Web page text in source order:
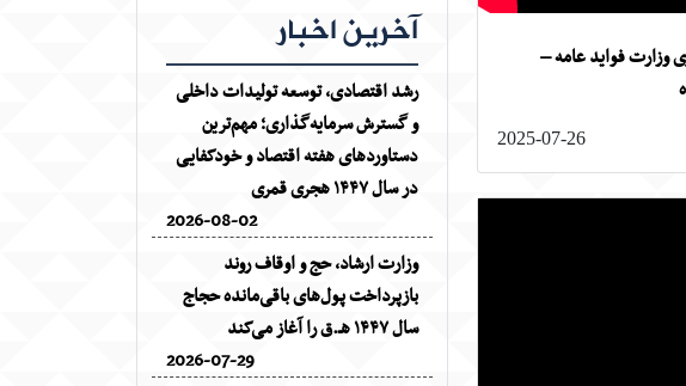
وزارت فواید عامه –
2025-07-26
آخرین اخبار
رشد اقتصادی، توسعه تولیدات داخلی
و گسترش سرمایه‌گذاری؛ مهم‌ترین
دستاوردهای هفته اقتصاد و خودکفایی
در سال ۱۴۴۷ هجری قمری
2026-08-02
وزارت ارشاد، حج و اوقاف روند
بازپرداخت پول‌های باقی‌مانده حجاج
سال ۱۴۴۷ هـ.ق را آغاز می‌کند
2026-07-29